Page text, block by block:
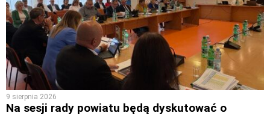
9 sierpnia 2026
Na sesji rady powiatu będą dyskutować o